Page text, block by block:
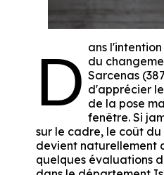
D ans
du
Sarcenas
d'apprécier
de la pose
fenêtre. Si
sur le cadre, le coût
devient naturellement
quelques évaluations